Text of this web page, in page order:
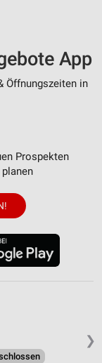
App
Öffnungszeiten in
Prospekten
❯